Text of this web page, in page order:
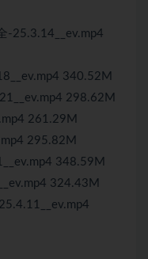
-25.3.14__ev.mp4
340.52M
298.62M
261.29M
295.82M
348.59M
324.43M